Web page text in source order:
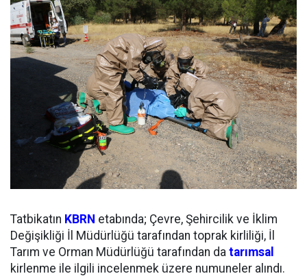
Tatbikatın KBRN etabında; Çevre, Şehircilik ve İklim
Değişikliği İl Müdürlüğü tarafından toprak kirliliği, İl
Tarım ve Orman Müdürlüğü tarafından da tarımsal
kirlenme ile ilgili incelenmek üzere numuneler alındı.